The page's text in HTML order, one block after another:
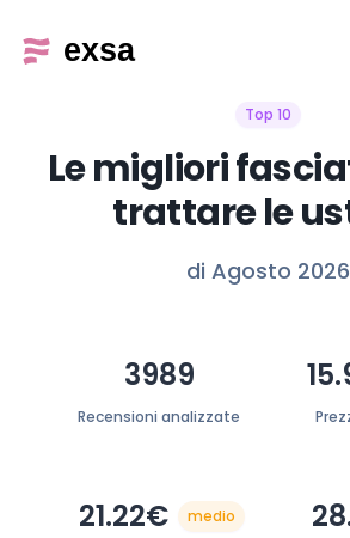
Top 10
Le migliori
trattare le
di Agosto 2026
3989
Recensioni analizzate
21.22€ medio